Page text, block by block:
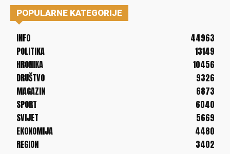
POPULARNE KATEGORIJE
INFO
44963
POLITIKA
13149
HRONIKA
10456
DRUŠTVO
9326
MAGAZIN
6873
SPORT
6040
SVIJET
5669
EKONOMIJA
4480
REGION
3402